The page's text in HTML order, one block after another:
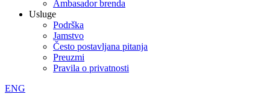
Ambasador brenda
Usluge
Podrška
Jamstvo
Često postavljana pitanja
Preuzmi
Pravila o privatnosti
ENG